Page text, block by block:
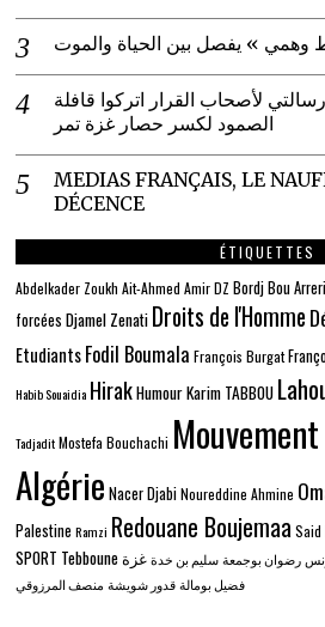
لأصحاب القرار اتركوا قافلة
الصمود لكسر حصار غزة تمر
MEDIAS FRANÇAIS, LE
DÉCENCE
ÉTIQUETTES
Abdelkader Zoukh Ait-Ahmed Amir DZ Bordj Bou
forcées Djamel Zenati Droits de l'Homme
EtudiantsFodil Boumala François Burgat
Habib Souaidia HirakHumourKarim TABBOU
Tadjadit Mostefa Bouchachi
Algérie Nacer Djabi Noureddine Ahmine
Palestine Ramzi Redouane Boujemaa
SPORT Tebboune رضوان بوجمعة سليم بن خدة غزة
فضيل بومالة قدور شويشة منصف المرزوقي